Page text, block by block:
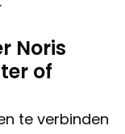
Noris
of
te verbinden